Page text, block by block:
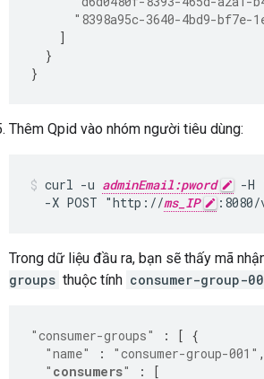
"8398a95c-3640-4bd9-bf7e-
]
}
}
Thêm Qpid vào nhóm người tiêu dùng:
curl -u adminEmail:pword
-H
  -X POST "http://
ms_IP
Trong dữ liệu đầu ra, bạn sẽ thấy mã
groups thuộc tính consumer-group-
"consumer-groups" : [ {
"name"
: "consumer-group-001" ,
" consumers" :
[